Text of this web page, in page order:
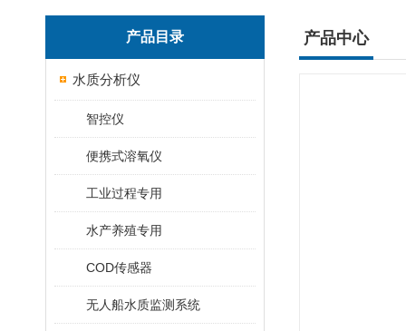
产品目录
水质分析仪
智控仪
便携式溶氧仪
工业过程专用
水产养殖专用
COD传感器
无人船水质监测系统
产品中心